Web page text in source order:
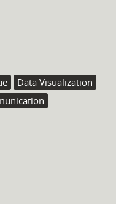
Data Visualization